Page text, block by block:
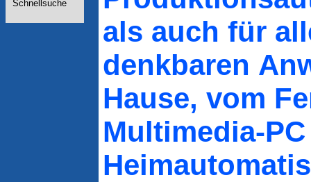
als auch für
denkbaren
Hause, vom
Multimedia-